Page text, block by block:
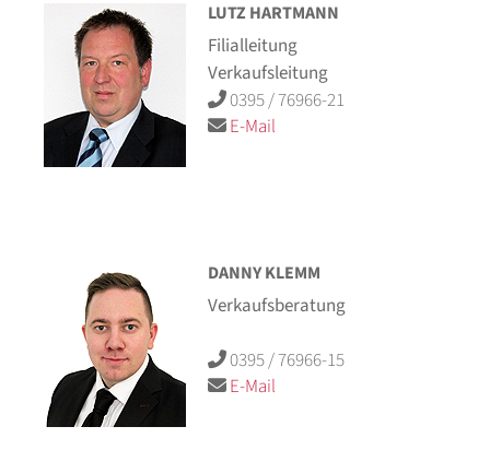
LUTZ HARTMANN
Filialleitung
Verkaufsleitung
0395 / 76966-21
E-Mail
DANNY KLEMM
Verkaufsberatung
0395 / 76966-15
E-Mail